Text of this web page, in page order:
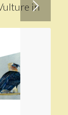
in